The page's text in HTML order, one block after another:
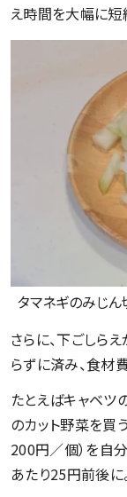
え時間を大幅に短
タマネギのみじん
さらに、下ごしら
らずに済み、食材
たとえばキャベツ
のカット野菜を買
200円／個）を自
あたり25円前後に